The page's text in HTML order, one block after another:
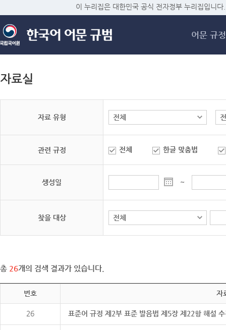
메
이 누리집은 대한민국 공식 전자정부 누리집입니다.
어문 규정
자료실
자료 유형
관련 규정 전체 한글 맞춤법
생성일 ~
찾을 대상
총 26개의 검색 결과가 있습니다.
번호 자
26 표준어 규정 제2부 표준 발음법 제5장 제22항 해설